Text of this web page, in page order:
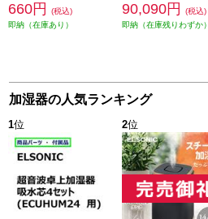
660円
(税込)
即納（在庫あり）
90,090円
(税込)
即納（在庫残りわずか）
加湿器の人気ランキング
1位 2位